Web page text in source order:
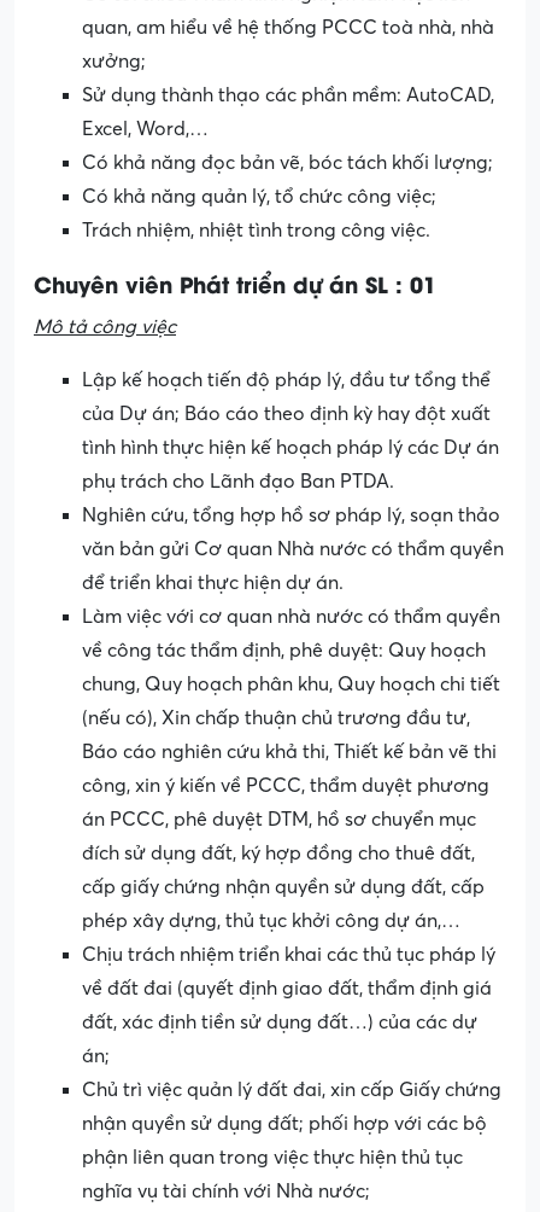
quan, am hiểu về hệ thống PCCC toà nhà, nhà
xưởng;
Sử dụng thành thạo các phần mềm: AutoCAD,
Excel, Word,…
Có khả năng đọc bản vẽ, bóc tách khối lượng;
Có khả năng quản lý, tổ chức công việc;
Trách nhiệm, nhiệt tình trong công việc.
Chuyên viên Phát triển dự án SL : 01
Mô tả công việc
Lập kế hoạch tiến độ pháp lý, đầu tư tổng thể
của Dự án; Báo cáo theo định kỳ hay đột xuất
tình hình thực hiện kế hoạch pháp lý các Dự án
phụ trách cho Lãnh đạo Ban PTDA.
Nghiên cứu, tổng hợp hồ sơ pháp lý, soạn thảo
văn bản gửi Cơ quan Nhà nước có thẩm quyền
để triển khai thực hiện dự án.
Làm việc với cơ quan nhà nước có thẩm quyền
về công tác thẩm định, phê duyệt: Quy hoạch
chung, Quy hoạch phân khu, Quy hoạch chi tiết
(nếu có), Xin chấp thuận chủ trương đầu tư,
Báo cáo nghiên cứu khả thi, Thiết kế bản vẽ thi
công, xin ý kiến về PCCC, thẩm duyệt phương
án PCCC, phê duyệt DTM, hồ sơ chuyển mục
đích sử dụng đất, ký hợp đồng cho thuê đất,
cấp giấy chứng nhận quyền sử dụng đất, cấp
phép xây dựng, thủ tục khởi công dự án,…
Chịu trách nhiệm triển khai các thủ tục pháp lý
về đất đai (quyết định giao đất, thẩm định giá
đất, xác định tiền sử dụng đất…) của các dự
án;
Chủ trì việc quản lý đất đai, xin cấp Giấy chứng
nhận quyền sử dụng đất; phối hợp với các bộ
phận liên quan trong việc thực hiện thủ tục
nghĩa vụ tài chính với Nhà nước;